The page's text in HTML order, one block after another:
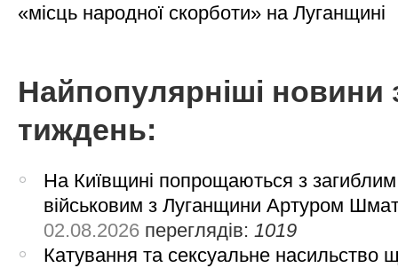
«місць народної скорботи» на Луганщині
Найпопулярніші новини
тиждень:
На Київщині попрощаються з загиблим
військовим з Луганщини Артуром
02.08.2026 переглядів:1019
Катування та сексуальне насильство